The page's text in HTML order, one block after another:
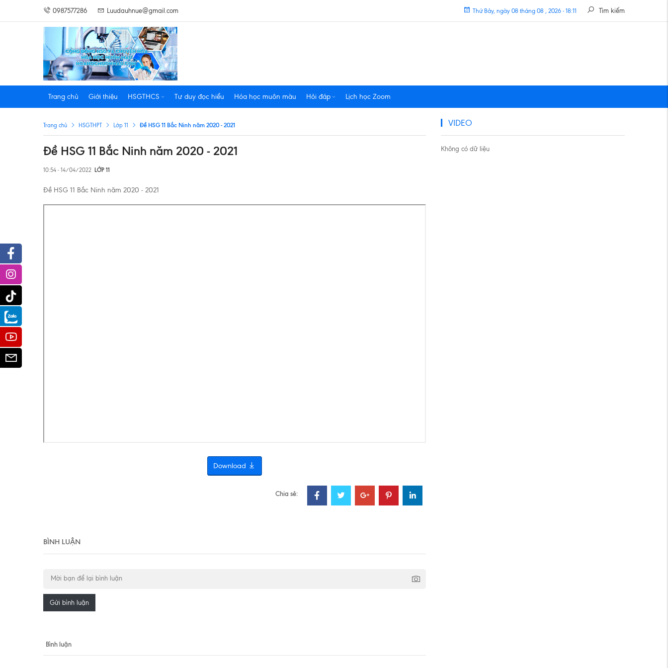
0987577286 Luudauhnue@gmail.com Tìm kiếm
Thứ Bảy, ngày 08 tháng 08 , 2026 - 18:11
Trang chủ Giới thiệu HSGTHCS Tư duy đọc hiểu Hóa học muôn màu Hỏi đáp Lịch học Zoom
Trang chủ HSGTHPT Lớp 11 Đề HSG 11 Bắc Ninh năm 2020 - 2021
Đề HSG 11 Bắc Ninh năm 2020 - 2021
10:54 - 14/04/2022 LỚP 11
Đề HSG 11 Bắc Ninh năm 2020 - 2021
Download
Chia sẻ:
BÌNH LUẬN
Gửi bình luận
Bình luận
VIDEO
Không có dữ liệu